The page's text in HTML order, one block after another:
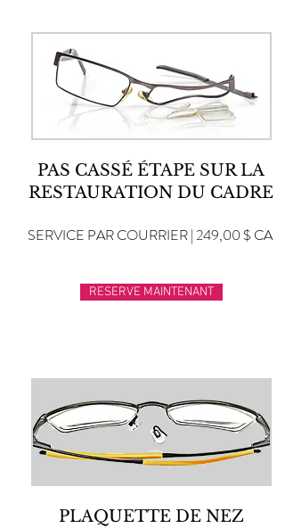
PAS CASSÉ ÉTAPE SUR LA
RESTAURATION DU CADRE
SERVICE PAR COURRIER | 249,00 $ CA
RESERVE MAINTENANT
PLAQUETTE DE NEZ